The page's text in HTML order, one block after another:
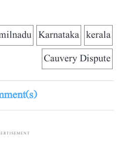
kerala
Karnataka
Cauvery Dispute